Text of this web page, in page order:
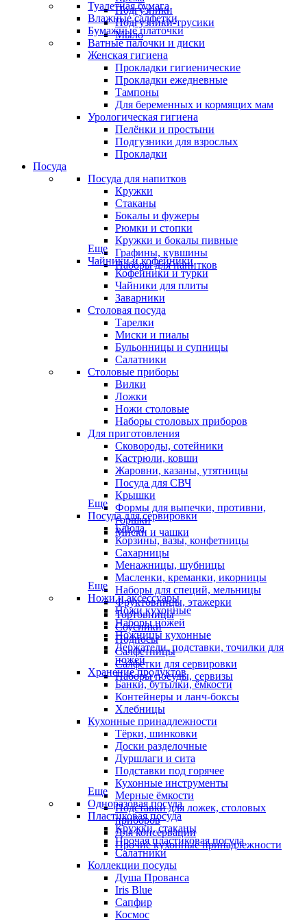
Подгузники
Подгузники-трусики
Мыло
Туалетная бумага
Влажные салфетки
Бумажные платочки
Ватные палочки и диски
Женская гигиена
Прокладки гигиенические
Прокладки ежедневные
Тампоны
Для беременных и кормящих мам
Урологическая гигиена
Пелёнки и простыни
Подгузники для взрослых
Прокладки
Посуда
Посуда для напитков
Кружки
Стаканы
Бокалы и фужеры
Рюмки и стопки
Кружки и бокалы пивные
Графины, кувшины
Наборы для напитков
Еще
Чайники и кофейники
Кофейники и турки
Чайники для плиты
Заварники
Столовая посуда
Тарелки
Миски и пиалы
Бульонницы и супницы
Салатники
Столовые приборы
Вилки
Ложки
Ножи столовые
Наборы столовых приборов
Для приготовления
Сковороды, сотейники
Кастрюли, ковши
Жаровни, казаны, утятницы
Посуда для СВЧ
Крышки
Формы для выпечки, противни,
горшки
Миски и чашки
Еще
Посуда для сервировки
Блюда
Корзины, вазы, конфетницы
Сахарницы
Менажницы, шубницы
Масленки, креманки, икорницы
Наборы для специй, мельницы
Фруктовницы, этажерки
Тортовницы
Соусники
Подносы
Салфетницы
Салфетки для сервировки
Наборы посуды, сервизы
Еще
Ножи и аксессуары
Ножи кухонные
Наборы ножей
Ножницы кухонные
Держатели, подставки, точилки для
ножей
Хранение продуктов
Банки, бутылки, ёмкости
Контейнеры и ланч-боксы
Хлебницы
Кухонные принадлежности
Тёрки, шинковки
Доски разделочные
Дуршлаги и сита
Подставки под горячее
Кухонные инструменты
Мерные ёмкости
Подставки для ложек, столовых
приборов
Для консервации
Прочие кухонные принадлежности
Еще
Одноразовая посуда
Пластиковая посуда
Кружки, стаканы
Прочая пластиковая посуда
Салатники
Коллекции посуды
Душа Прованса
Iris Blue
Сапфир
Космос